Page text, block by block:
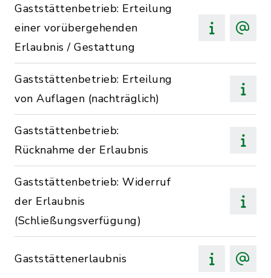
Gaststättenbetrieb: Erteilung
einer vorübergehenden
Erlaubnis / Gestattung
Gaststättenbetrieb: Erteilung
von Auflagen (nachträglich)
Gaststättenbetrieb:
Rücknahme der Erlaubnis
Gaststättenbetrieb: Widerruf
der Erlaubnis
(Schließungsverfügung)
Gaststättenerlaubnis